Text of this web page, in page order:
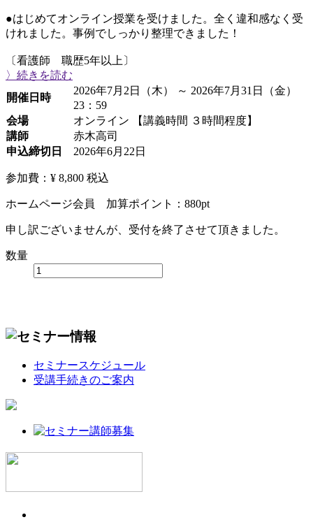
●はじめてオンライン授業を受けました。全く違和感なく受
けれました。事例でしっかり整理できました！
〔看護師 職歴5年以上〕
〉続きを読む
開催日時
2026年7月2日（木） ～ 2026年7月31日（金）
23：59
会場
オンライン 【講義時間 ３時間程度】
講師
赤木高司
申込締切日
2026年6月22日
参加費：¥ 8,800 税込
ホームページ会員 加算ポイント： 880pt
申し訳ございませんが、受付を終了させて頂きました。
数量
セミナースケジュール
受講手続きのご案内